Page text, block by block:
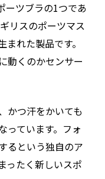
ーツブラの1つであ
リスのポーツマス
れた製品です。
動くのかセンサー
かつ汗をかいても
っています。フォ
るという独自のア
ったく新しいスポ